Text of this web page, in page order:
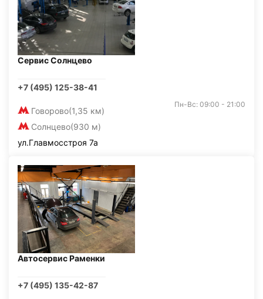
Сервис Солнцево
+7 (495) 125-38-41
Говорово(1,35 км)
Солнцево(930 м)
Пн-Вс: 09:00 - 21:00
ул.Главмосстроя 7а
Автосервис Раменки
+7 (495) 135-42-87